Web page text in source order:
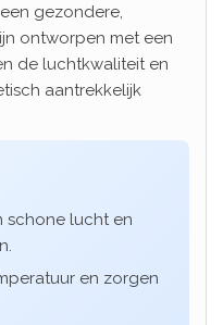
gezondere,
ontworpen met een
de luchtkwaliteit en
aantrekkelijk
schone lucht en
en zorgen